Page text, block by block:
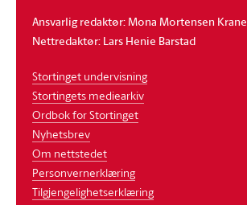
Ansvarlig redaktør: Mona Mortensen Krane
Nettredaktør: Lars Henie Barstad
Stortinget undervisning
Stortingets mediearkiv
Ordbok for Stortinget
Nyhetsbrev
Om nettstedet
Personvernerklæring
Tilgjengelighetserklæring